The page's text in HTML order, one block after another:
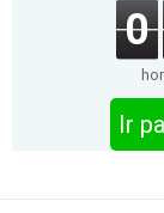
0
Ir